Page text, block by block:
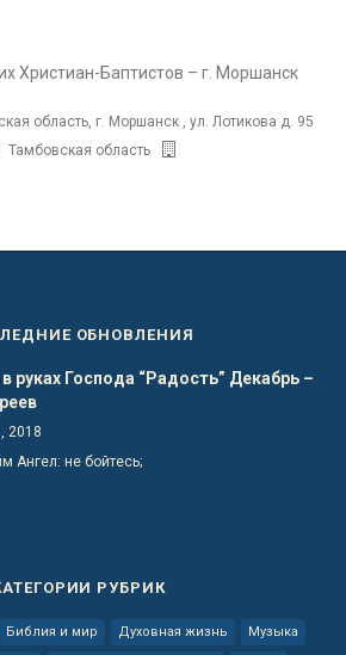
Христиан-Баптистов – г. Моршанск
область, г. Моршанск , ул. Лотикова д. 95
Тамбовская область
ОБНОВЛЕНИЯ
руках Господа “Радость” Декабрь –
2018
Ангел: не бойтесь;
РУБРИК
Библия и мир Духовная жизнь Музыка